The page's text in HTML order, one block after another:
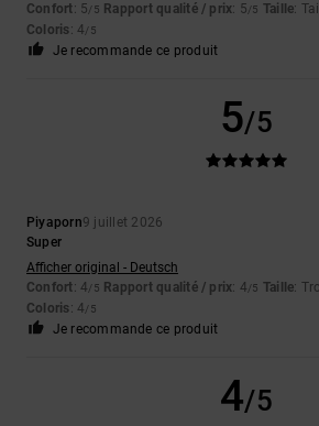
Confort: 5/5 Rapport qualité / prix: 5/5 Taille:
Coloris: 4/5
Je recommande ce produit
5/5
Piyaporn9 juillet 2026
Super
Afficher original - Deutsch
Confort: 4/5 Rapport qualité / prix: 4/5 Taille:
Coloris: 4/5
Je recommande ce produit
4/5